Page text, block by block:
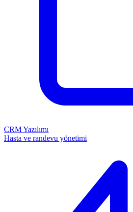
CRM Yazılımı
Hasta ve randevu yönetimi